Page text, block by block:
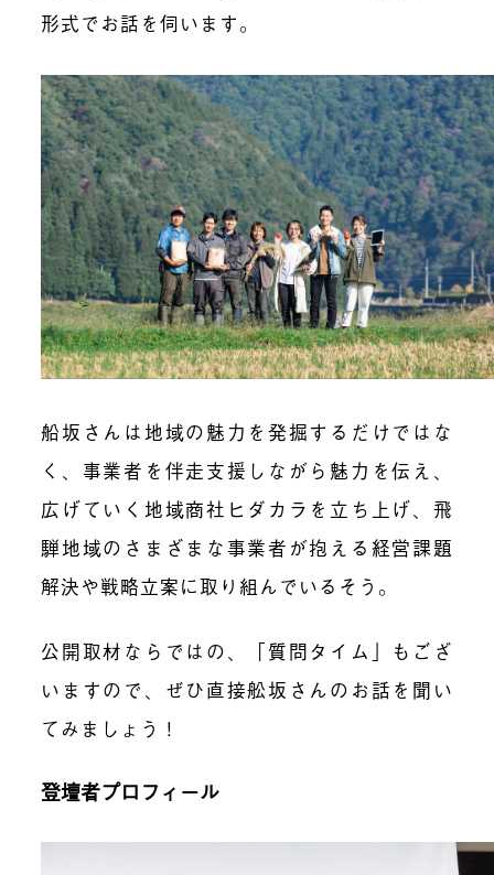
形式でお話を伺います。
船坂さんは地域の魅力を発掘するだけではな
く、事業者を伴走支援しながら魅力を伝え、
広げていく地域商社ヒダカラを立ち上げ、飛
騨地域のさまざまな事業者が抱える経営課題
解決や戦略立案に取り組んでいるそう。
公開取材ならではの、「質問タイム」もござ
いますので、ぜひ直接舩坂さんのお話を聞い
てみましょう！
登壇者プロフィール